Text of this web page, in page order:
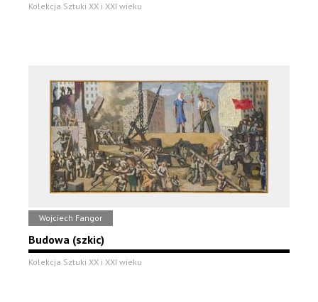
Kolekcja Sztuki XX i XXI wieku
Wojciech Fangor
Budowa (szkic)
Kolekcja Sztuki XX i XXI wieku